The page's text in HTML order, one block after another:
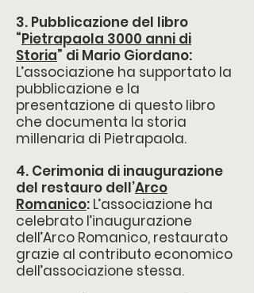
3. Pubblicazione del libro
“Pietrapaola 3000 anni di
Storia” di Mario Giordano:
L’associazione ha supportato la
pubblicazione e la
presentazione di questo libro
che documenta la storia
millenaria di Pietrapaola.
4. Cerimonia di inaugurazione
del restauro dell’Arco
Romanico: L’associazione ha
celebrato l’inaugurazione
dell’Arco Romanico, restaurato
grazie al contributo economico
dell’associazione stessa.